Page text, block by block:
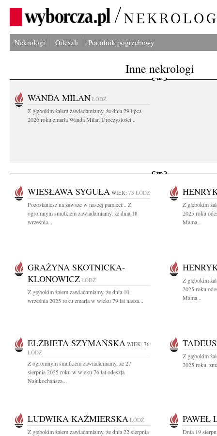
Nekrologi Odeszli Poradnik pogrzebowy
Inne nekrologi
WANDA MILAN ŁÓDŹ
Z głębokim żalem zawiadamiamy, że dnia 29 lipca
2026 roku zmarła Wanda Milan Uroczystości...
WIESŁAWA SYGUŁA WIEK: 73 ŁÓDŹ
Pozostaniesz na zawsze w naszej pamięci... Z
ogromnym smutkiem zawiadamiamy, że dnia 18
września...
Z głębokim
2025 roku
Mama...
GRAŻYNA SKOTNICKA-
KLONOWICZ ŁÓDŹ
Z głębokim żalem zawiadamiamy, że dnia 10
września 2025 roku zmarła w wieku 79 lat nasza...
Z głębokim
2025 roku
Mama...
ELŻBIETA SZYMAŃSKA WIEK: 76
ŁÓDŹ
Z ogromnym smutkiem zawiadamiamy, że 27
sierpnia 2025 roku w wieku 76 lat odeszła
Najukochańsza...
Z głębokim
2025 roku,
LUDWIKA KAŹMIERSKA ŁÓDŹ
Z głębokim żalem zawiadamiamy, że dnia 22 sierpnia
PAWEŁ
Dnia 19